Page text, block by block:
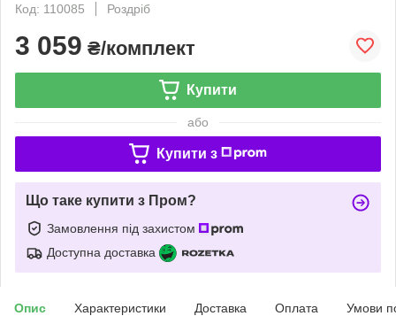
Код: 110085
Роздріб
3 059 ₴/комплект
Купити
або
Купити з
Що таке купити з Пром?
Замовлення під захистом
Доступна доставка
Опис Характеристики Доставка Оплата Умови